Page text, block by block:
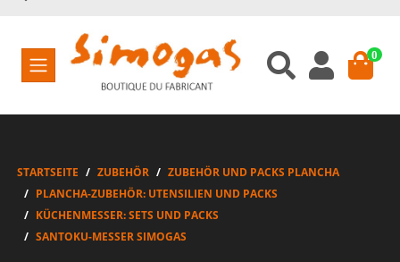
0
STARTSEITE ZUBEHÖR
ZUBEHÖR UND PACKS PLANCHA
PLANCHA-ZUBEHÖR: UTENSILIEN UND PACKS
KÜCHENMESSER: SETS UND PACKS
SANTOKU-MESSER SIMOGAS